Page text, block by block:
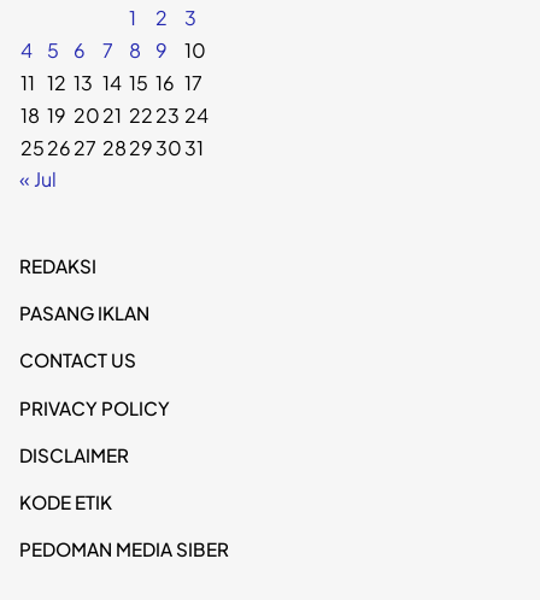
1
2
3
4
5 6 7 8 9
10
11 12 13 14 15 16 17
18 19 2021 2223 24
252627 28293031
« Jul
REDAKSI
PASANG IKLAN
CONTACT US
PRIVACY POLICY
DISCLAIMER
KODE ETIK
PEDOMAN MEDIA SIBER